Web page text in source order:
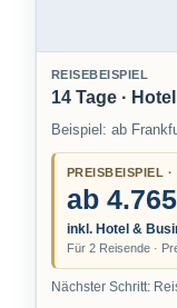
REISEBEISPIEL
14 Tage ·
Beispiel: ab
PREISBEISPIEL
ab
inkl. Hotel &
Für 2 Reisende ·
Nächster Schritt: